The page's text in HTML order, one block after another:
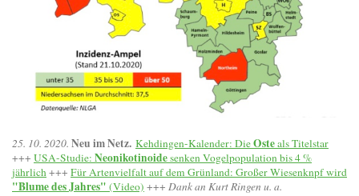
25. 10. 2020. Neu im Netz. Kehdingen-Kalender: DieOsteals Titelstar
+++ USA-Studie: Neonikotinoidesenken Vogelpopulation bis 4 %
jährlich+++ Für Artenvielfalt auf dem Grünland: Großer Wiesenknpf wird
"Blume des Jahres" (Video) +++ Dank an Kurt Ringen u. a.